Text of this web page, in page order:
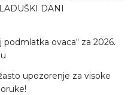
DANI
ovaca“ za 2026.
upozorenje za visoke